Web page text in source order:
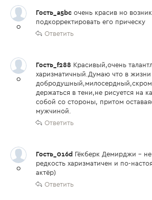
0
Гость_a5bc очень красив но
подкорректировать его прическу
Ответить
0
Гость_f288 Красивый,очень
харизматичный.Думаю что в
держаться в тени,не рисуется на
собой со стороны, притом
мужчиной.
Ответить
0
Гость_016d Гёкберк Демирджи -
редкость харизматичен и по-
актёр)
Ответить